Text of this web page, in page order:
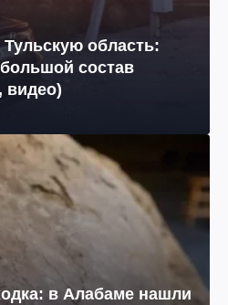
область:
состав
видео)
в Алабаме нашли